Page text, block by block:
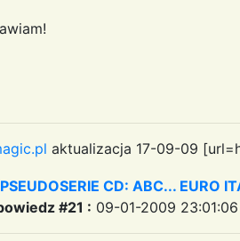
aktualizacja 17-09-09
CD: ABC... EURO
#21 : 09-01-2009